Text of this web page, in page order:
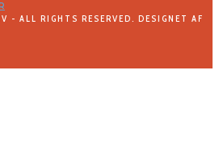
- ALL RIGHTS RESERVED. DESIGNET AF